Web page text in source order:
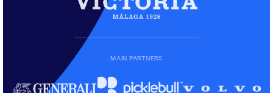
MAIN PARTNERS